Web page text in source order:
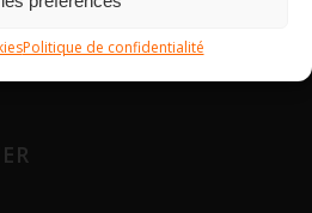
Politique de confidentialité